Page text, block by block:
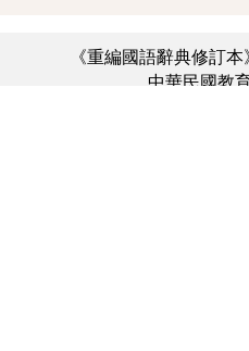
《重編國語辭典修訂
中華民國教